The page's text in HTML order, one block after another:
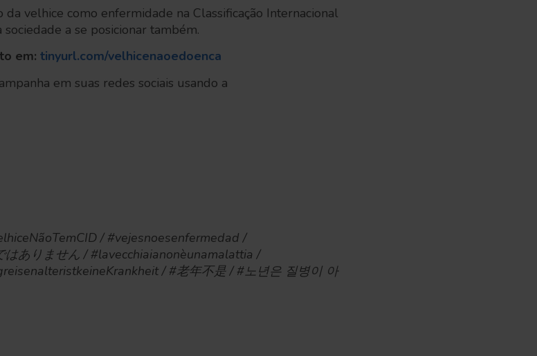
da velhice como enfermidade na Classificação Internacional
a se posicionar também.
em: tinyurl.com/velhicenaoedoenca
em suas redes sociais usando a
/ #vejesnoesenfermedad /
ありません / #lavecchiaianonèunamalattia /
/ #老年不是 / #노년은 질병이 아